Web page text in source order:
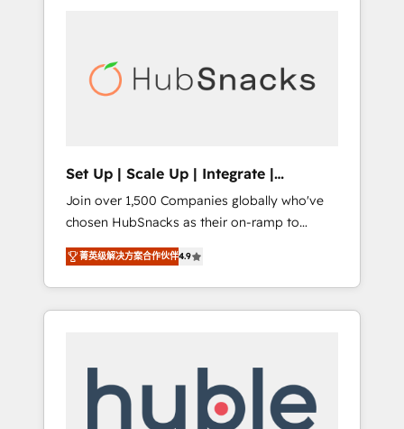
Became a HubSpot Partner 📆Founded in
modules, integrations - Marketing & sales
solutions: digital marketing, advertising,
people, exciting ideas and can-do mentality,
we ensure revenue growth on a daily basis.
So tell us your challenge; our passionate and
growth driven team of 100+ experts is ready
for you! Driving digital growth |
www.brightdigital.com
Set Up | Scale Up | Integrate |
HubSnacks FlexPlan
Join over 1,500 Companies globally who've
chosen HubSnacks as their on-ramp to
HubSpot since 2014 Simple pay-as-you-go
plans that accelerate value... 1️⃣ Set Up |
Onboarding New or Check-fixing existing
HubSpot portals 2️⃣ Scale Up | 100% HubSpot
API Integration project... ⬅️ Click "Contact
Business" ⬅️ to access 150+ Kickstart
菁英级解决方案合作伙伴4.9